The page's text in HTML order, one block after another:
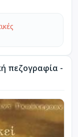
πεζογραφία -